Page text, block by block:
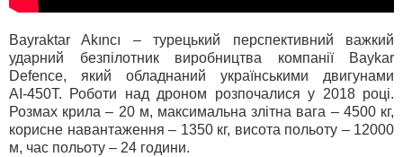
Bayraktar Akıncı – турецький перспективний важкий
ударний безпілотник виробництва компанії Baykar
Defence, який обладнаний українськими двигунами
АІ-450Т. Роботи над дроном розпочалися у 2018 році.
Розмах крила – 20 м, максимальна злітна вага – 4500 кг,
корисне навантаження – 1350 кг, висота польоту – 12000
м, час польоту – 24 години.